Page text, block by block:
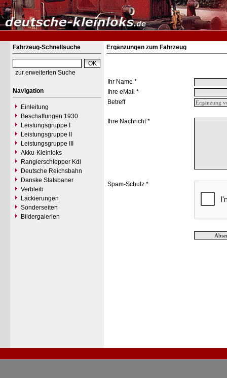
Fahrzeug-Schnellsuche
zur erweiterten Suche
Navigation
Einleitung
Beschaffungen 1930
Leistungsgruppe I
Leistungsgruppe II
Leistungsgruppe III
Akku-Kleinloks
Rangierschlepper Kdl
Deutsche Reichsbahn
Danske Statsbaner
Verbleib
Lackierungen
Sonderseiten
Bildergalerien
Ergänzungen zum Fahrzeug
Ihr Name *
Ihre eMail *
Betreff
Ihre Nachricht *
Spam-Schutz *